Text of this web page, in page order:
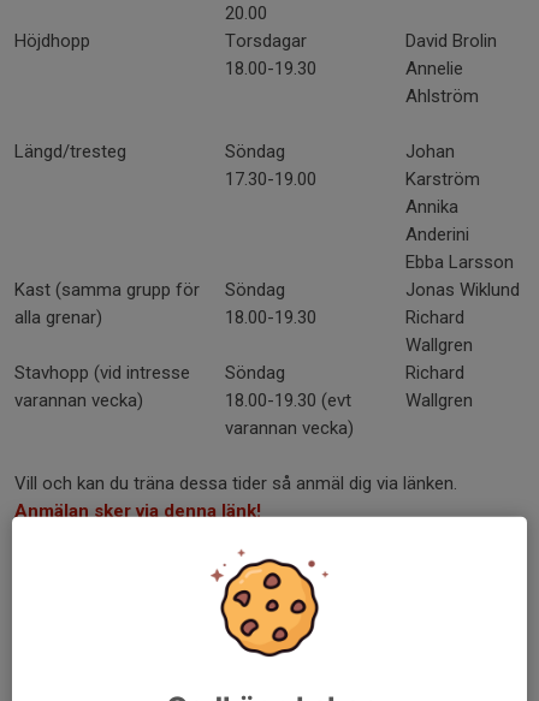
20.00
Höjdhopp
Torsdagar
18.00-19.30
David Brolin
Annelie
Ahlström
Längd/tresteg
Söndag
17.30-19.00
Johan
Karström
Annika
Anderini
Ebba Larsson
Kast (samma grupp för
alla grenar)
Söndag
18.00-19.30
Jonas Wiklund
Richard
Wallgren
Stavhopp (vid intresse
varannan vecka)
Söndag
18.00-19.30 (evt
varannan vecka)
Richard
Wallgren
Vill och kan du träna dessa tider så anmäl dig via länken.
Anmälan sker via denna länk!
Vad är målsättningen med grenträningen?
Målsättningen är att erbjuda grenträning till ungdomar inom en
gren de är intresserade av. Tanken är att grenträningen ska vara
till den vanliga gruppens träningar. Träningarna